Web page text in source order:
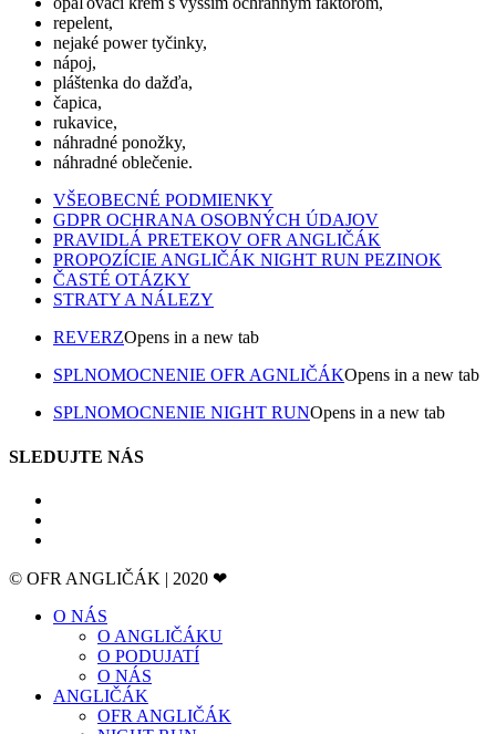
repelent,
nejaké power tyčinky,
nápoj,
pláštenka do dažďa,
čapica,
rukavice,
náhradné ponožky,
náhradné oblečenie.
VŠEOBECNÉ PODMIENKY
GDPR OCHRANA OSOBNÝCH ÚDAJOV
PRAVIDLÁ PRETEKOV OFR ANGLIČÁK
PROPOZÍCIE ANGLIČÁK NIGHT RUN PEZINOK
ČASTÉ OTÁZKY
STRATY A NÁLEZY
REVERZOpens in a new tab
SPLNOMOCNENIE OFR AGNLIČÁKOpens in a new tab
SPLNOMOCNENIE NIGHT RUNOpens in a new tab
SLEDUJTE NÁS
© OFR ANGLIČÁK | 2020 ❤
O NÁS
O ANGLIČÁKU
O PODUJATÍ
O NÁS
ANGLIČÁK
OFR ANGLIČÁK